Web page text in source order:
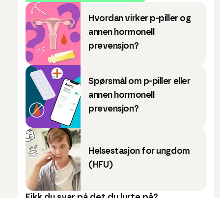
Hvordan virker p-piller og
annen hormonell
prevensjon?
Spørsmål om p-piller eller
annen hormonell
prevensjon?
Helsestasjon for ungdom
(HFU)